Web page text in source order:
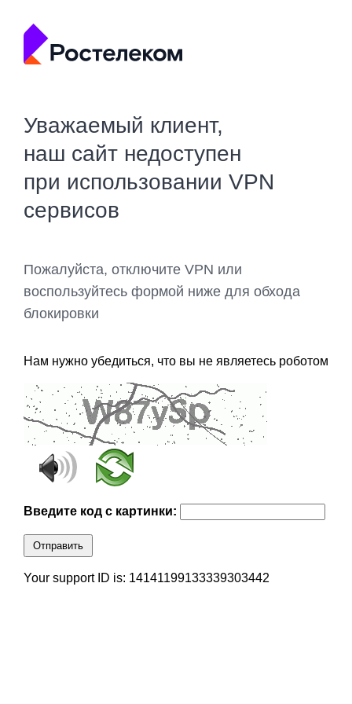
Уважаемый клиент,
наш сайт недоступен
при использовании VPN
сервисов
Пожалуйста, отключите VPN или
воспользуйтесь формой ниже для обхода
блокировки
Нам нужно убедиться, что вы не являетесь роботом
Введите код с картинки:
Отправить
Your support ID is: 14141199133339303442